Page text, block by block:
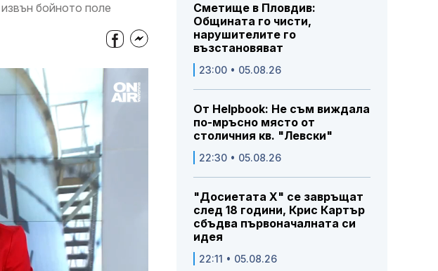
бойното поле
Сметище в Пловдив:
Общината го чисти,
нарушителите го
възстановяват
23:00 • 05.08.26
От Helpbook: Не съм виждала
по-мръсно място от
столичния кв. "Левски"
22:30 • 05.08.26
"Досиетата Х" се завръщат
след 18 години, Крис Картър
сбъдва първоначалната си
идея
22:11 • 05.08.26